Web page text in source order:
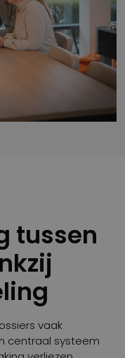
tussen
vaak
centraal systeem